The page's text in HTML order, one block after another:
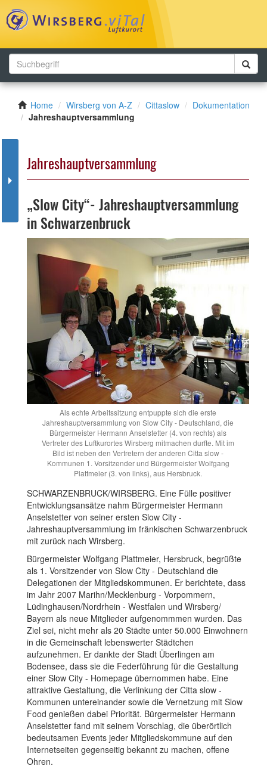
Home Wirsberg von A-Z Cittaslow
Dokumentation
Jahreshauptversammlung
Jahreshauptversammlung
„Slow City“- Jahreshauptversammlung
in Schwarzenbruck
Als echte Arbeitssitzung entpuppte sich die erste
Jahreshauptversammlung von Slow City - Deutschland, die
Bürgermeister Hermann Anselstetter (4. von rechts) als
Vertreter des Luftkurortes Wirsberg mitmachen durfte. Mit im
Bild ist neben den Vertretern der anderen Citta slow -
Kommunen 1. Vorsitzender und Bürgermeister Wolfgang
Plattmeier (3. von links), aus Hersbruck.
SCHWARZENBRUCK/WIRSBERG. Eine Fülle positiver
Entwicklungsansätze nahm Bürgermeister Hermann
Anselstetter von seiner ersten Slow City -
Jahreshauptversammlung im fränkischen Schwarzenbruck
mit zurück nach Wirsberg.
Bürgermeister Wolfgang Plattmeier, Hersbruck, begrüßte
als 1. Vorsitzender von Slow City - Deutschland die
Delegationen der Mitgliedskommunen. Er berichtete, dass
im Jahr 2007 Marihn/Mecklenburg - Vorpommern,
Lüdinghausen/Nordrhein - Westfalen und Wirsberg/
Bayern als neue Mitglieder aufgenommmen wurden. Das
Ziel sei, nicht mehr als 20 Städte unter 50.000 Einwohnern
in die Gemeinschaft lebenswerter Städtchen
aufzunehmen. Er dankte der Stadt Überlingen am
Bodensee, dass sie die Federführung für die Gestaltung
einer Slow City - Homepage übernommen habe. Eine
attraktive Gestaltung, die Verlinkung der Citta slow -
Kommunen untereinander sowie die Vernetzung mit Slow
Food genießen dabei Priorität. Bürgermeister Hermann
Anselstetter fand mit seinem Vorschlag, die überörtlich
bedeutsamen Events jeder Mitgliedskommune auf den
Internetseiten gegenseitig bekannt zu machen, offene
Ohren.